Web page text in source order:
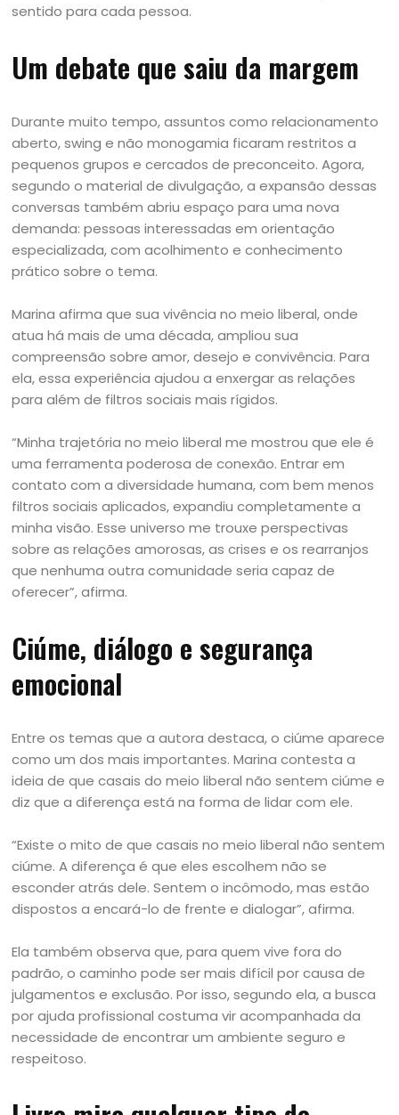
sentido para cada pessoa.
Um debate que saiu da margem
Durante muito tempo, assuntos como relacionamento
aberto, swing e não monogamia ficaram restritos a
pequenos grupos e cercados de preconceito. Agora,
segundo o material de divulgação, a expansão dessas
conversas também abriu espaço para uma nova
demanda: pessoas interessadas em orientação
especializada, com acolhimento e conhecimento
prático sobre o tema.
Marina afirma que sua vivência no meio liberal, onde
atua há mais de uma década, ampliou sua
compreensão sobre amor, desejo e convivência. Para
ela, essa experiência ajudou a enxergar as relações
para além de filtros sociais mais rígidos.
“Minha trajetória no meio liberal me mostrou que ele é
uma ferramenta poderosa de conexão. Entrar em
contato com a diversidade humana, com bem menos
filtros sociais aplicados, expandiu completamente a
minha visão. Esse universo me trouxe perspectivas
sobre as relações amorosas, as crises e os rearranjos
que nenhuma outra comunidade seria capaz de
oferecer”, afirma.
Ciúme, diálogo e segurança
emocional
Entre os temas que a autora destaca, o ciúme aparece
como um dos mais importantes. Marina contesta a
ideia de que casais do meio liberal não sentem ciúme e
diz que a diferença está na forma de lidar com ele.
“Existe o mito de que casais no meio liberal não sentem
ciúme. A diferença é que eles escolhem não se
esconder atrás dele. Sentem o incômodo, mas estão
dispostos a encará-lo de frente e dialogar”, afirma.
Ela também observa que, para quem vive fora do
padrão, o caminho pode ser mais difícil por causa de
julgamentos e exclusão. Por isso, segundo ela, a busca
por ajuda profissional costuma vir acompanhada da
necessidade de encontrar um ambiente seguro e
respeitoso.